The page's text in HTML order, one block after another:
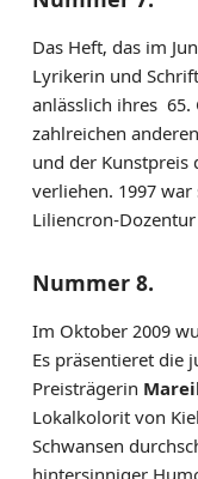
Das Heft, das im
Lyrikerin und
anlässlich ihres 65.
zahlreichen
und der Kunstpreis
verliehen. 1997
Liliencron-
Nummer 8.
Im Oktober 2009
Es präsentieret die
Preisträgerin
Lokalkolorit von
Schwansen
hintersinniger